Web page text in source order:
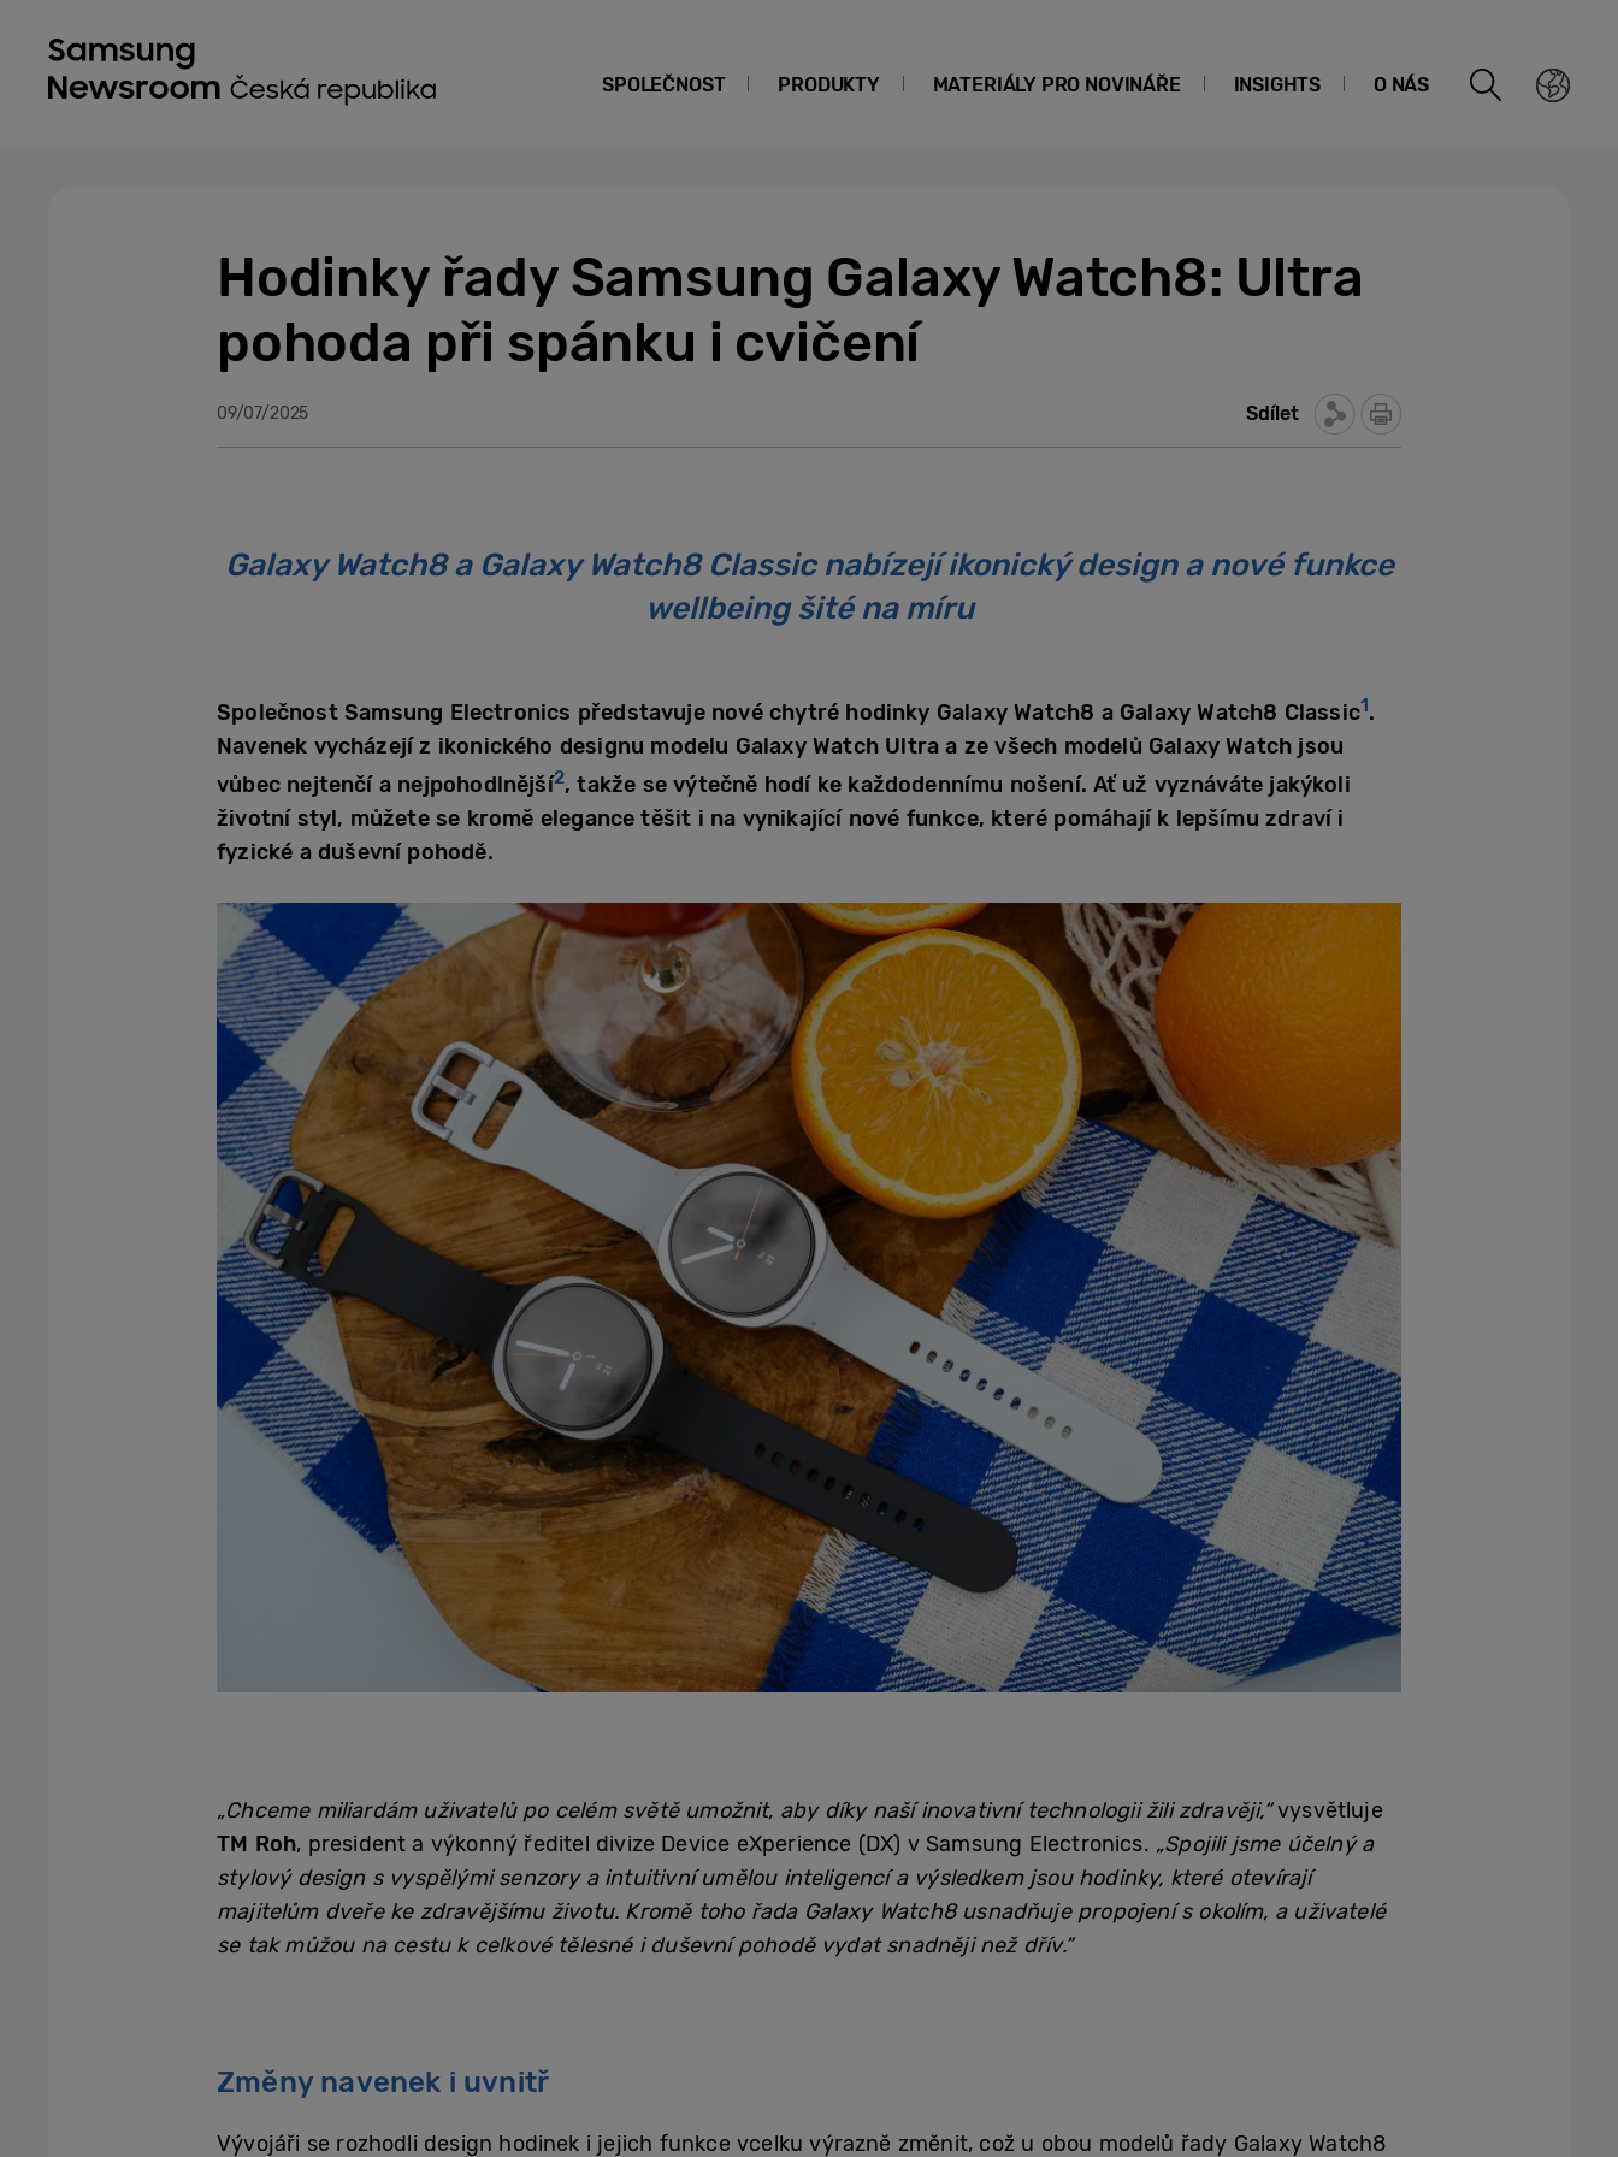
SPOLEČNOST PRODUKTY MATERIÁLY PRO NOVINÁŘE INSIGHTS O NÁS
Hodinky řady Samsung Galaxy Watch8: Ultra
pohoda při spánku i cvičení
09/07/2025 Sdílet
Galaxy Watch8 a Galaxy Watch8 Classic nabízejí ikonický design a nové funkce
wellbeing šité na míru
Společnost Samsung Electronics představuje nové chytré hodinky Galaxy Watch8 a Galaxy Watch8 Classic1.
Navenek vycházejí z ikonického designu modelu Galaxy Watch Ultra a ze všech modelů Galaxy Watch jsou
vůbec nejtenčí a nejpohodlnější2, takže se výtečně hodí ke každodennímu nošení. Ať už vyznáváte jakýkoli
životní styl, můžete se kromě elegance těšit i na vynikající nové funkce, které pomáhají k lepšímu zdraví i
fyzické a duševní pohodě.
„Chceme miliardám uživatelů po celém světě umožnit, aby díky naší inovativní technologii žili zdravěji,“vysvětluje
TM Roh, president a výkonný ředitel divize Device eXperience (DX) v Samsung Electronics. „Spojili jsme účelný a
stylový design s vyspělými senzory a intuitivní umělou inteligencí a výsledkem jsou hodinky, které otevírají
majitelům dveře ke zdravějšímu životu. Kromě toho řada Galaxy Watch8 usnadňuje propojení s okolím, a uživatelé
se tak můžou na cestu k celkové tělesné i duševní pohodě vydat snadněji než dřív.“
Změny navenek i uvnitř
Vývojáři se rozhodli design hodinek i jejich funkce vcelku výrazně změnit, což u obou modelů řady Galaxy Watch8